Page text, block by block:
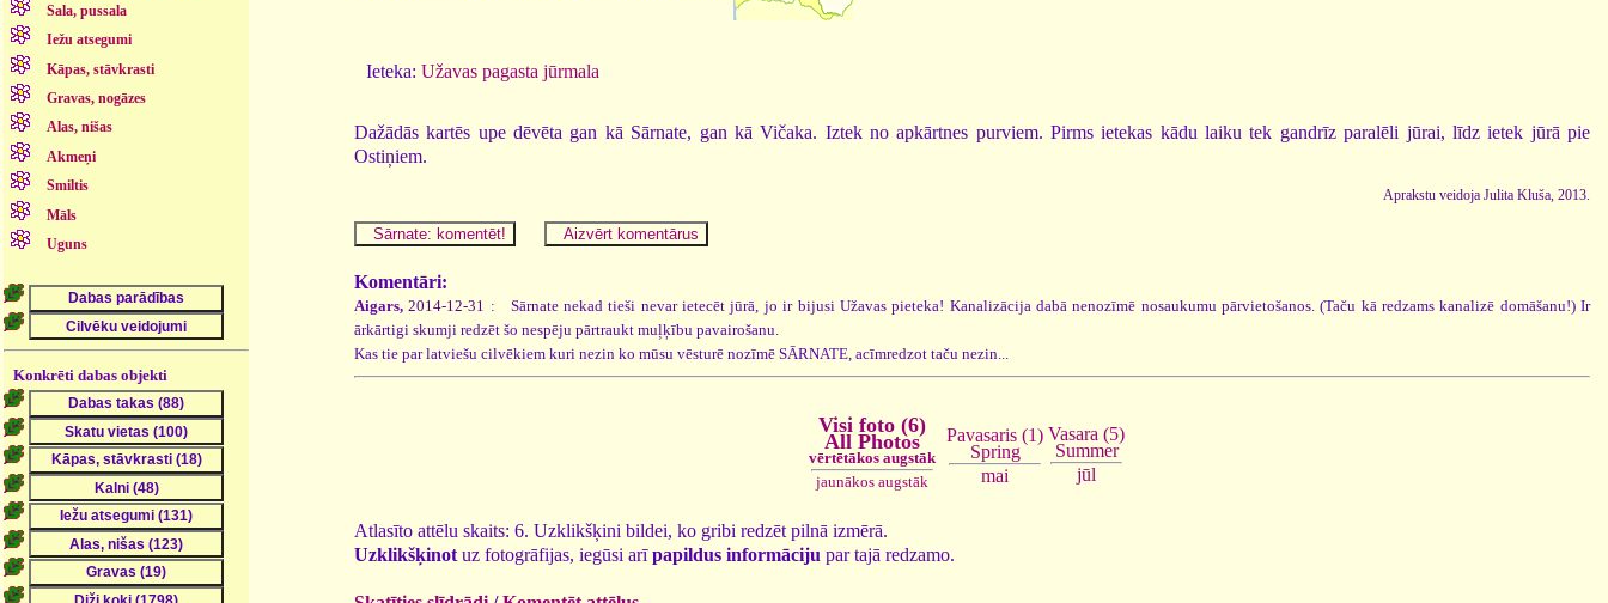
Sala, pussala
Iežu atsegumi
Kāpas, stāvkrasti
Gravas, nogāzes
Alas, nišas
Akmeņi
Smiltis
Māls
Uguns
Konkrēti dabas objekti
Ieteka: Užavas pagasta jūrmala
Dažādās kartēs upe dēvēta gan kā Sārnate, gan kā Vičaka. Iztek no apkārtnes purviem. Pirms ietekas kādu laiku tek gandrīz paralēli jūrai, līdz ietek jūrā pie
Ostiņiem.
Aprakstu veidoja Julita Kluša, 2013.
Komentāri:
Aigars, 2014-12-31 :
Sārnate nekad tieši nevar ietecēt jūrā, jo ir bijusi Užavas pieteka! Kanalizācija dabā nenozīmē nosaukumu pārvietošanos. (Taču kā redzams kanalizē domāšanu!) Ir
ārkārtigi skumji redzēt šo nespēju pārtraukt muļķību pavairošanu.
Kas tie par latviešu cilvēkiem kuri nezin ko mūsu vēsturē nozīmē SĀRNATE, acīmredzot taču nezin...
Visi foto (6)
All Photos
vērtētākos augstāk
jaunākos augstāk
Pavasaris (1)
Spring
mai
Vasara (5)
Summer
jūl
Atlasīto attēlu skaits: 6. Uzklikšķini bildei, ko gribi redzēt pilnā izmērā.
Uzklikšķinot uz fotogrāfijas, iegūsi arīpapildus informāciju par tajā redzamo.